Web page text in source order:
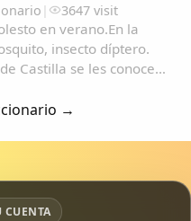
| 3647 visit
en verano.En la
insecto díptero.
Castilla se les conoce
→
CUENTA